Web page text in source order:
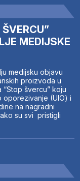
MEDIJSKE
medijsku objavu
proizvoda u
švercu” koju
oporezivanje (UIO) i
na nagradni
su svi pristigli